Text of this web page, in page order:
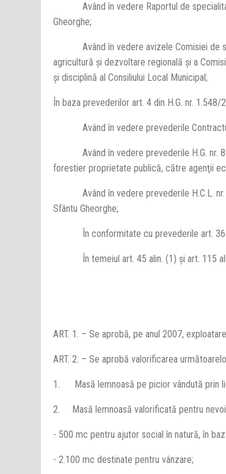
Având în vedere Raportul de specialitate
Gheorghe;
Având în vedere avizele Comisiei de
agricultură şi dezvoltare regională şi a
şi disciplină al Consiliului Local Municipal;
În baza prevederilor art. 4 din H.G. nr.
Având în vedere prevederile
Având în vedere prevederile H.G. nr. 85/
forestier proprietate publică, către agenţii
Având în vedere prevederile H.C.L. nr.
Sfântu Gheorghe;
În conformitate cu prevederile art. 36
În temeiul art. 45 alin. (1) şi art. 115 alin.
ART. 1. – Se aprobă, pe anul 2007,
ART. 2. – Se aprobă valorificarea
1. Masă lemnoasă pe picior vândută
2. Masă lemnoasă valorificată pentru
- 500 mc pentru ajutor social în natură, în
- 2.100 mc destinate pentru vânzare;